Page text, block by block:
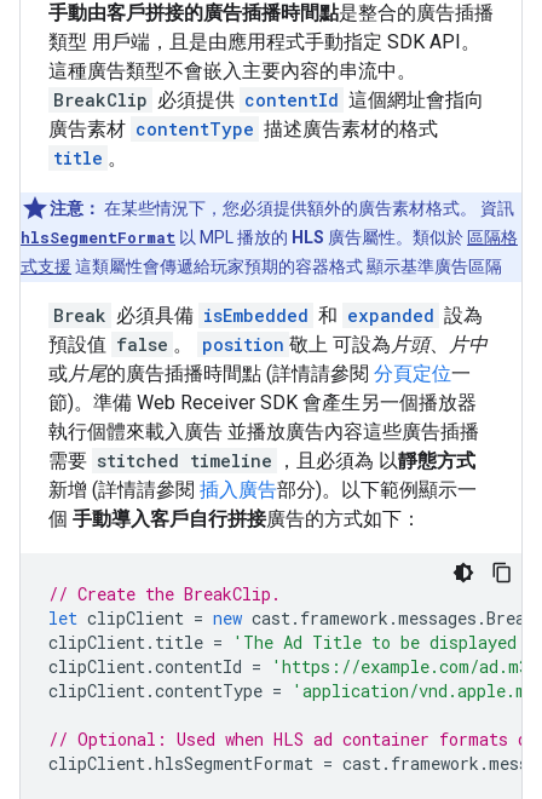
手動由客戶拼接的廣告插播時間點是整合的廣告插播
類型 用戶端，且是由應用程式手動指定 SDK API。
這種廣告類型不會嵌入主要內容的串流中。
BreakClip 必須提供 contentId 這個網址會指向
廣告素材 contentType 描述廣告素材的格式
title 。
注意： 在某些情況下，您必須提供額外的廣告素材格式。 資訊
hlsSegmentFormat 以 MPL 播放的 HLS 廣告屬性。類似於 區隔格
式支援 這類屬性會傳遞給玩家預期的容器格式 顯示基準廣告區隔
Break 必須具備 isEmbedded 和 expanded 設為
預設值 false 。 position 敬上 可設為片頭、
片中
或片尾的廣告插播時間點 (詳情請參閱 分頁定位一
節)。準備 Web Receiver SDK 會產生另一個播放器
執行個體來載入廣告 並播放廣告內容這些廣告插播
需要 stitched timeline ，且必須為 以靜態方式
新增 (詳情請參閱 插入廣告部分)。以下範例顯示一
個 手動導入客戶自行拼接廣告的方式如下：
// Create the BreakClip.
let clipClient = new cast. framework .messages .
clipClient. title =
'The Ad Title to be displayed
clipClient.contentId =
'https://example.com/
clipClient.contentType = 'application/
// Optional: Used when HLS ad container formats
clipClient.hlsSegmentFormat = cast. framework .